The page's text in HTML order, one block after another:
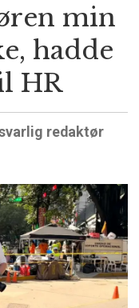
min
hadde
HR
redaktør